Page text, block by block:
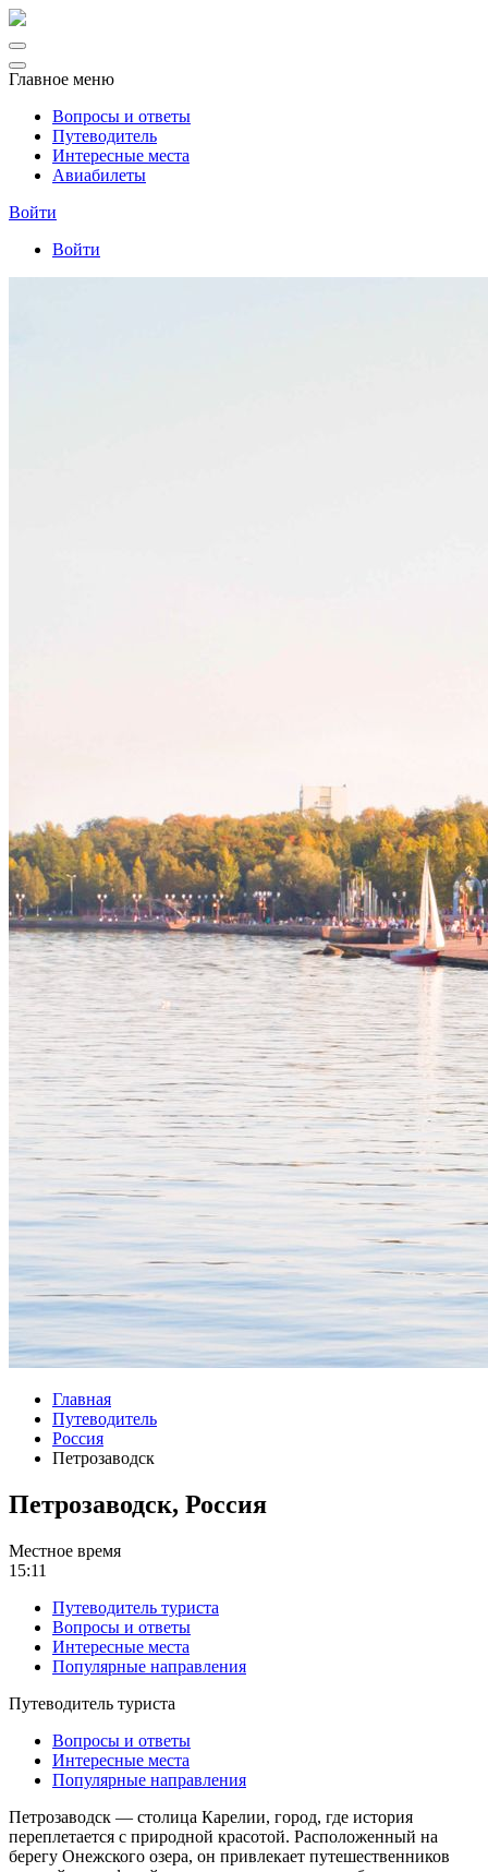
Главное меню
Вопросы и ответы
Путеводитель
Интересные места
Авиабилеты
Войти
Войти
Главная
Путеводитель
Россия
Петрозаводск
Петрозаводск, Россия
Местное время
15:11
Путеводитель туриста
Вопросы и ответы
Интересные места
Популярные направления
Путеводитель туриста
Вопросы и ответы
Интересные места
Популярные направления
Петрозаводск — столица Карелии, город, где история
переплетается с природной красотой. Расположенный на
берегу Онежского озера, он привлекает путешественников